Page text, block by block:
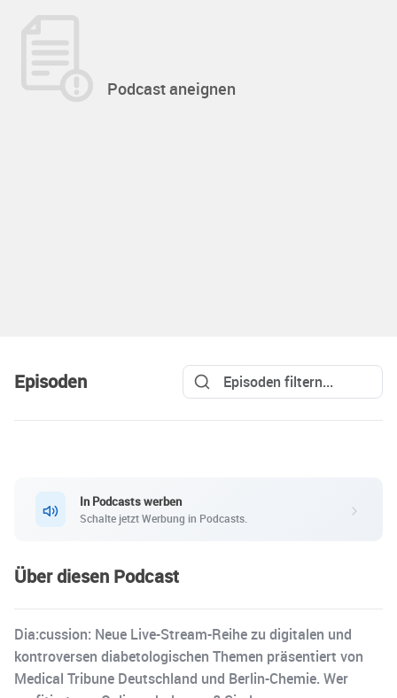
Podcast aneignen
Episoden
In Podcasts werben
Schalte jetzt Werbung in Podcasts.
Über diesen Podcast
Dia:cussion: Neue Live-Stream-Reihe zu digitalen und
kontroversen diabetologischen Themen präsentiert von
Medical Tribune Deutschland und Berlin-Chemie. Wer